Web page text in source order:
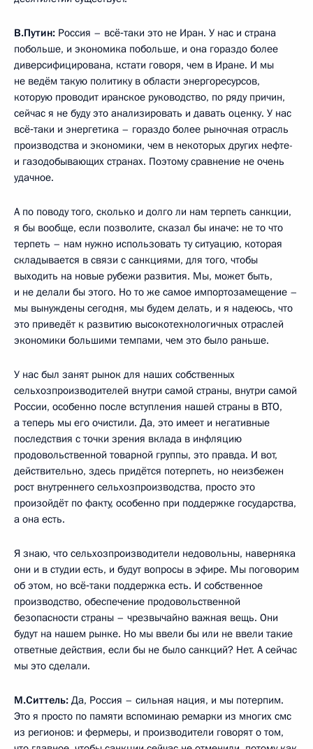
В.Путин: Россия – всё‑таки это не Иран. У нас и страна
побольше, и экономика побольше, и она гораздо более
диверсифицирована, кстати говоря, чем в Иране. И мы
не ведём такую политику в области энергоресурсов,
которую проводит иранское руководство, по ряду причин,
сейчас я не буду это анализировать и давать оценку. У нас
всё‑таки и энергетика – гораздо более рыночная отрасль
производства и экономики, чем в некоторых других нефте-
и газодобывающих странах. Поэтому сравнение не очень
удачное.
А по поводу того, сколько и долго ли нам терпеть санкции,
я бы вообще, если позволите, сказал бы иначе: не то что
терпеть – нам нужно использовать ту ситуацию, которая
складывается в связи с санкциями, для того, чтобы
выходить на новые рубежи развития. Мы, может быть,
и не делали бы этого. Но то же самое импортозамещение –
мы вынуждены сегодня, мы будем делать, и я надеюсь, что
это приведёт к развитию высокотехнологичных отраслей
экономики большими темпами, чем это было раньше.
У нас был занят рынок для наших собственных
сельхозпроизводителей внутри самой страны, внутри самой
России, особенно после вступления нашей страны в ВТО,
а теперь мы его очистили. Да, это имеет и негативные
последствия с точки зрения вклада в инфляцию
продовольственной товарной группы, это правда. И вот,
действительно, здесь придётся потерпеть, но неизбежен
рост внутреннего сельхозпроизводства, просто это
произойдёт по факту, особенно при поддержке государства,
а она есть.
Я знаю, что сельхозпроизводители недовольны, наверняка
они и в студии есть, и будут вопросы в эфире. Мы поговорим
об этом, но всё‑таки поддержка есть. И собственное
производство, обеспечение продовольственной
безопасности страны – чрезвычайно важная вещь. Они
будут на нашем рынке. Но мы ввели бы или не ввели такие
ответные действия, если бы не было санкций? Нет. А сейчас
мы это сделали.
М.Ситтель: Да, Россия – сильная нация, и мы потерпим.
Это я просто по памяти вспоминаю ремарки из многих смс
из регионов: и фермеры, и производители говорят о том,